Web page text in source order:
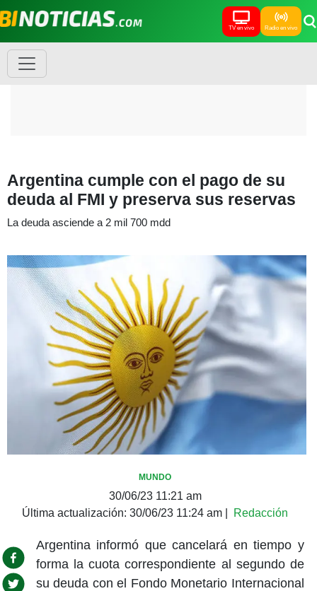
TV en vivo Radio en vivo
Argentina cumple con el pago de su
deuda al FMI y preserva sus reservas
La deuda asciende a 2 mil 700 mdd
MUNDO
30/06/23 11:21 am
Última actualización: 30/06/23 11:24 am Redacción
Argentina informó que cancelará en tiempo y
forma la cuota correspondiente al segundo de
su deuda con el Fondo Monetario Internacional